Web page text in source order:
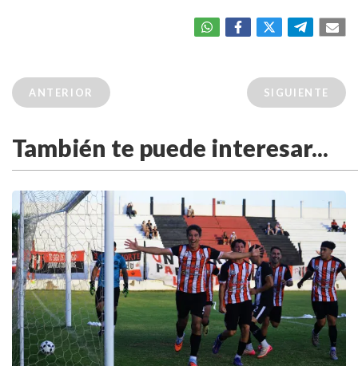
ANTERIOR SIGUIENTE
También te puede interesar...